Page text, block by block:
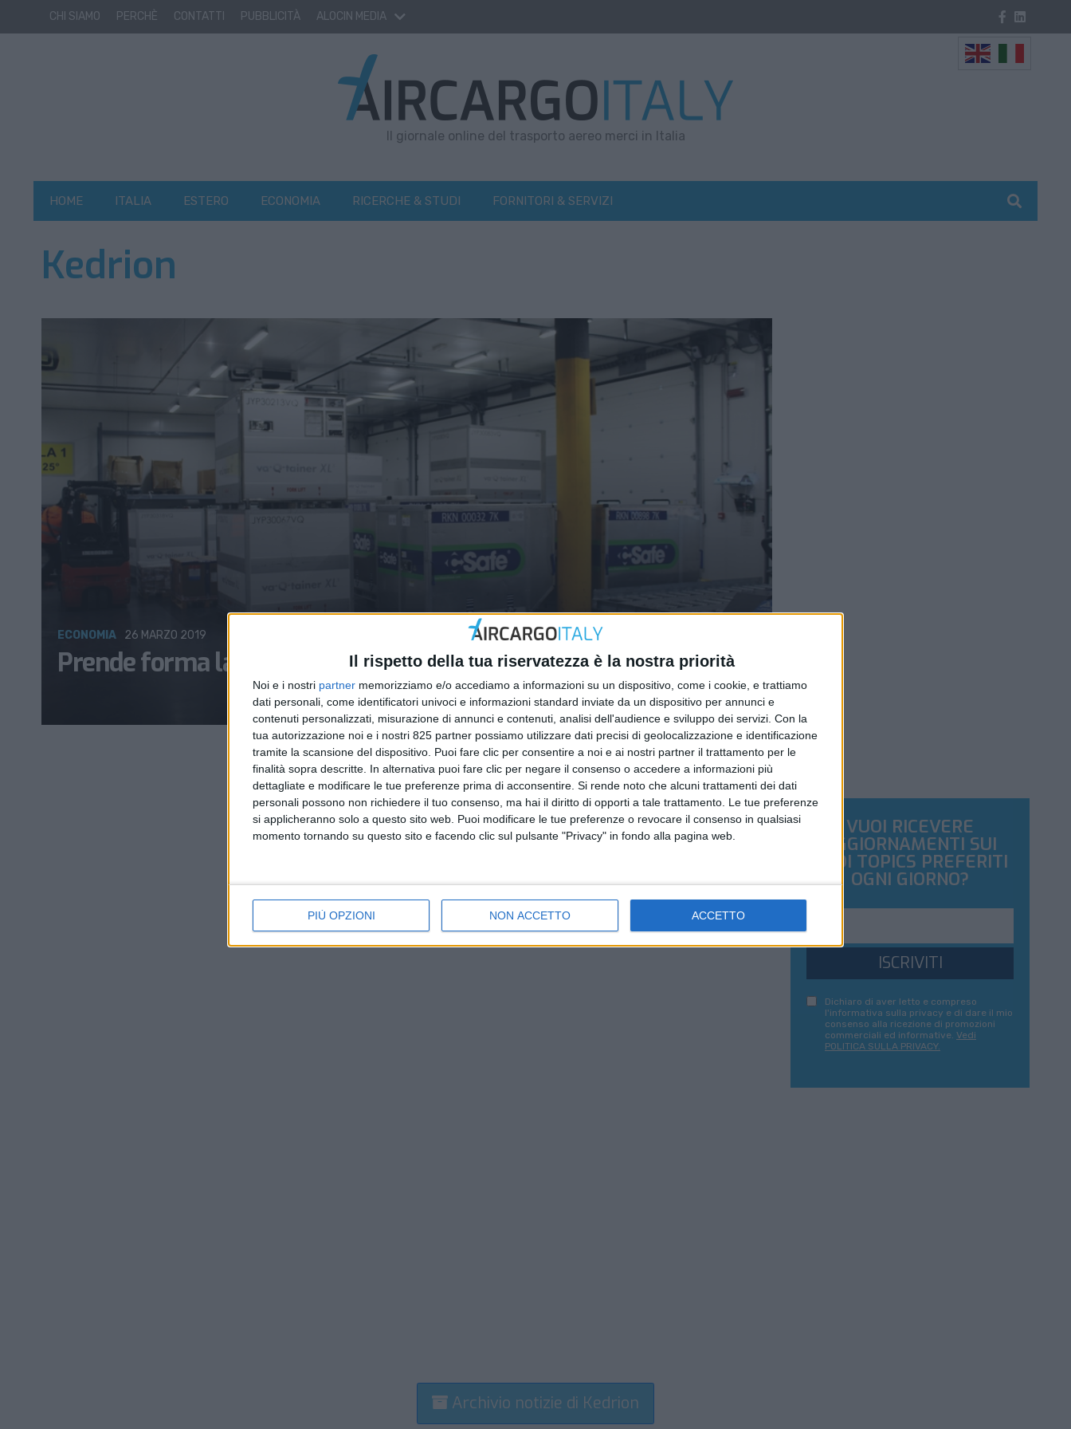
Il rispetto della tua riservatezza è la nostra priorità
Noi e i nostri partner memorizziamo e/o accediamo a informazioni su un dispositivo, come i cookie, e trattiamo
dati personali, come identificatori univoci e informazioni standard inviate da un dispositivo per annunci e
contenuti personalizzati, misurazione di annunci e contenuti, analisi dell'audience e sviluppo dei servizi. Con la
tua autorizzazione noi e i nostri 825 partner possiamo utilizzare dati precisi di geolocalizzazione e identificazione
tramite la scansione del dispositivo. Puoi fare clic per consentire a noi e ai nostri partner il trattamento per le
finalità sopra descritte. In alternativa puoi fare clic per negare il consenso o accedere a informazioni più
dettagliate e modificare le tue preferenze prima di acconsentire. Si rende noto che alcuni trattamenti dei dati
personali possono non richiedere il tuo consenso, ma hai il diritto di opporti a tale trattamento. Le tue preferenze
si applicheranno solo a questo sito web. Puoi modificare le tue preferenze o revocare il consenso in qualsiasi
momento tornando su questo sito e facendo clic sul pulsante "Privacy" in fondo alla pagina web.
PIÙ OPZIONI NON ACCETTO ACCETTO
CHI SIAMO PERCHÈ CONTATTI PUBBLICITÀ ALOCIN MEDIA
Il giornale online del trasporto aereo merci in Italia
HOME ITALIA ESTERO ECONOMIA RICERCHE & STUDI FORNITORI & SERVIZI
Kedrion
Prende forma la Toscana Pharma Valley
ECONOMIA 26 MARZO 2019
VUOI RICEVERE
AGGIORNAMENTI SUI
TUOI TOPICS PREFERITI
OGNI GIORNO?
ISCRIVITI
Dichiaro di aver letto e compreso
l'informativa sulla privacy e di dare il mio
consenso alla ricezione di promozioni
commerciali ed informative. Vedi
POLITICA SULLA PRIVACY.
Archivio notizie di Kedrion